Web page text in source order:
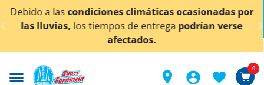
< div class="carousel-inner">
climáticas ocasionadas por
de entregapodrían verse
¡Ahora también en
0